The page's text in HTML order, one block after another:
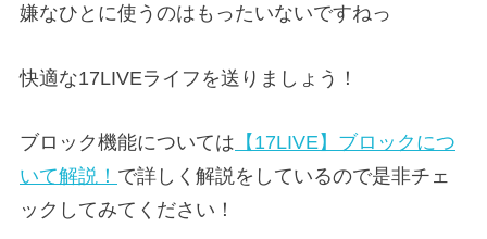
嫌なひとに使うのはもったいないですねっ
快適な17LIVEライフを送りましょう！
ブロック機能については 【17LIVE】ブロックにつ
いて解説！ で詳しく解説をしているので是非チェ
ックしてみてください！